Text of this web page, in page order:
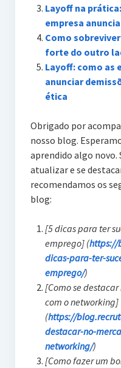
Layoff na
empresa
Como
forte do outro
Layoff: como as
anunciar
ética
Obrigado por
nosso blog.
aprendido algo novo.
atualizar e se
recomendamos os
blog:
[5 dicas para ter
emprego] (https://
dicas-para-ter-
emprego/)
[Como se
com o networking]
(https://
destacar-no-
networking/)
[Como fazer um